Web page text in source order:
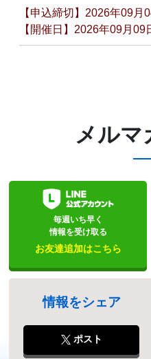
【申込締切】2026年09月
【開催日】2026年09月09
メルマ
毎週いち早く
情報を受け取る
お友達追加はこちら
情報をシェア
ポスト